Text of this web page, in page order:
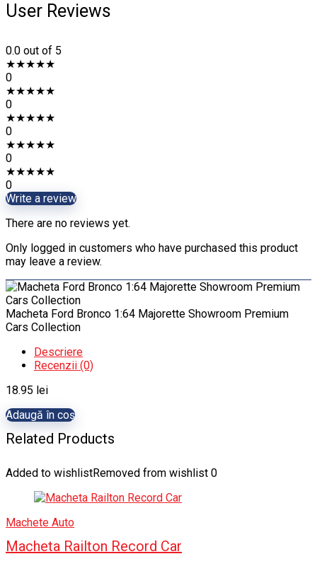
User Reviews
0.0 out of 5
★★★★★
0
★★★★★
0
★★★★★
0
★★★★★
0
★★★★★
0
Write a review
There are no reviews yet.
Only logged in customers who have purchased this product
may leave a review.
Macheta Ford Bronco 1:64 Majorette Showroom Premium
Cars Collection
Descriere
Recenzii (0)
18.95 lei
Adaugă în coș
Related Products
Added to wishlistRemoved from wishlist 0
Machete Auto
Macheta Railton Record Car